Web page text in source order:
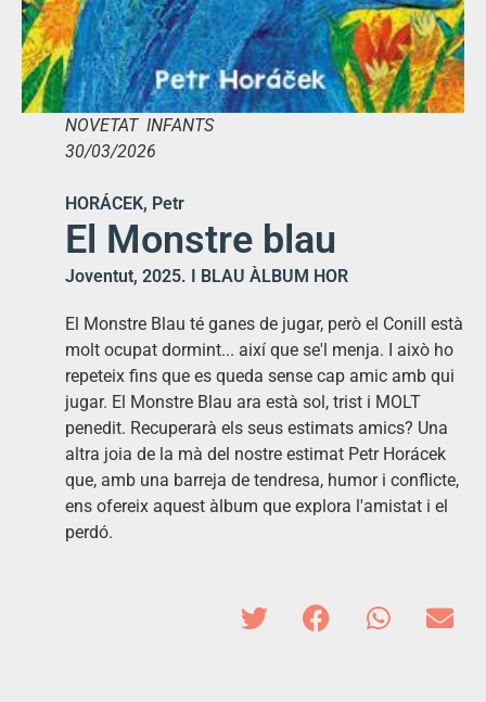
NOVETAT INFANTS
30/03/2026
HORÁCEK, Petr
El Monstre blau
Joventut, 2025. I BLAU ÀLBUM HOR
El Monstre Blau té ganes de jugar, però el Conill està
molt ocupat dormint... així que se'l menja. I això ho
repeteix fins que es queda sense cap amic amb qui
jugar. El Monstre Blau ara està sol, trist i MOLT
penedit. Recuperarà els seus estimats amics? Una
altra joia de la mà del nostre estimat Petr Horácek
que, amb una barreja de tendresa, humor i conflicte,
ens ofereix aquest àlbum que explora l'amistat i el
perdó.